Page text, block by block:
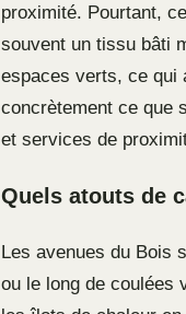
proximité. Pourtant,
souvent un tissu bâti
espaces verts, ce qui
concrètement ce que
et services de
Quels atouts de
Les avenues du Bois
ou le long de coulées